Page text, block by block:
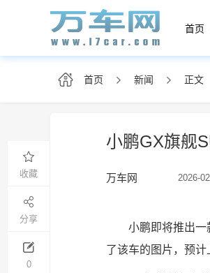
首页
首页 新闻 正文
小鹏GX旗舰
万车网 2026-
收藏
分享
0
小鹏即将推出
了该车的图片，预计